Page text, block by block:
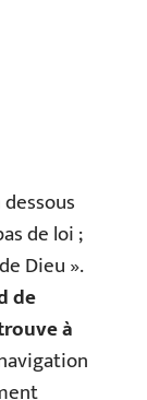
de loi ;
Dieu ».
de
à